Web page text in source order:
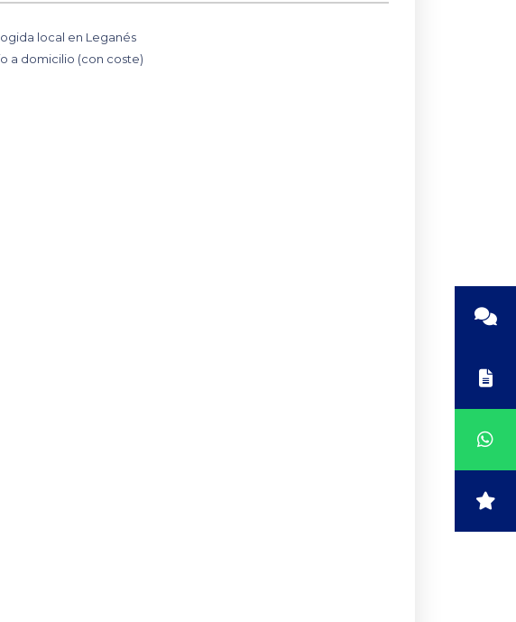
local en Leganés
a domicilio (con coste)